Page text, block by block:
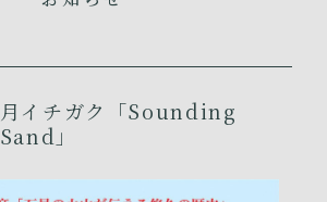
月イチガク「Sounding
Sand」